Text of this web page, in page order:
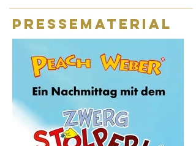
Pressematerial